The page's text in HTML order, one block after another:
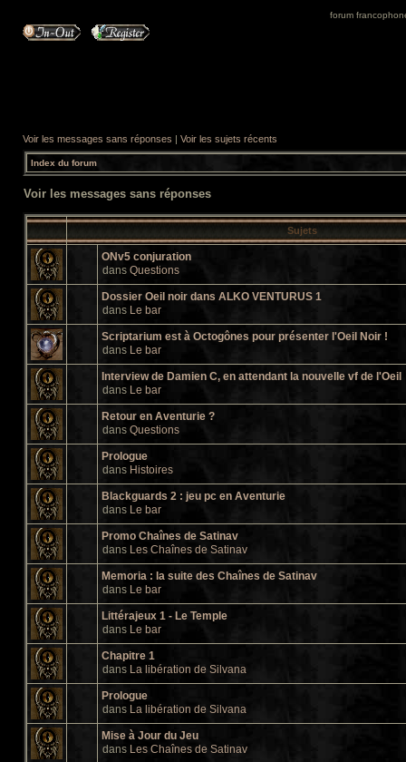
forum
Voir les messages sans réponses | Voir les sujets récents
Index du forum
Voir les messages sans réponses
Sujets
ONv5 conjuration
dans Questions
Dossier Oeil noir dans ALKO VENTURUS 1
dans Le bar
Scriptarium est à Octogônes pour présenter l'Oeil Noir !
dans Le bar
Interview de Damien C, en attendant la nouvelle vf de l'Oeil
dans Le bar
Retour en Aventurie ?
dans Questions
Prologue
dans Histoires
Blackguards 2 : jeu pc en Aventurie
dans Le bar
Promo Chaînes de Satinav
dans Les Chaînes de Satinav
Memoria : la suite des Chaînes de Satinav
dans Le bar
Littérajeux 1 - Le Temple
dans Le bar
Chapitre 1
dans La libération de Silvana
Prologue
dans La libération de Silvana
Mise à Jour du Jeu
dans Les Chaînes de Satinav